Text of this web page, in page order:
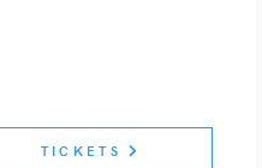
TICKETS